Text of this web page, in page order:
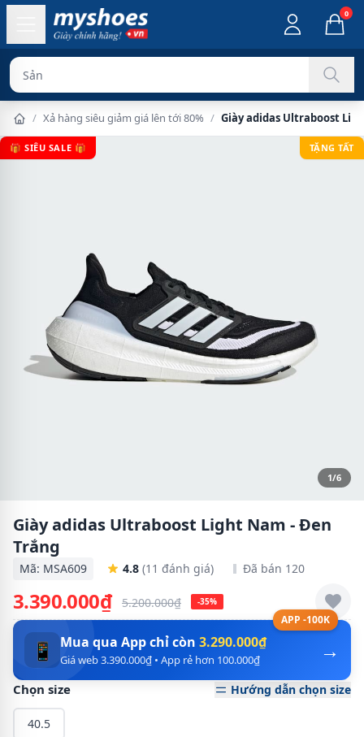
0
Sản phẩm chín
/ Xả hàng siêu giảm giá lên tới 80% / Giày adidas Ultraboost
🎁 SIÊU SALE 🎁 TẶNG TẤT
1/6
Giày adidas Ultraboost Light Nam - Đen
Trắng
Mã: MSA609 4.8 (11 đánh giá) Đã bán 120
3.390.000₫ 5.200.000₫ -35%
APP -100K
→
📱 Mua qua App chỉ còn 3.290.000₫
Giá web 3.390.000₫ • App rẻ hơn 100.000₫
Chọn size Hướng dẫn chọn size
40.5